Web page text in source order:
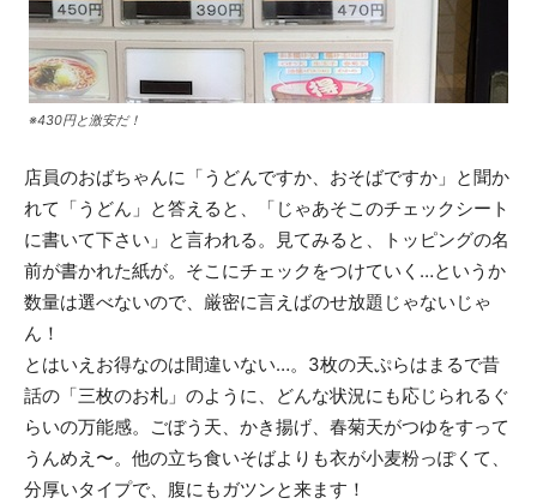
※430円と激安だ！
店員のおばちゃんに「うどんですか、おそばですか」と聞か
れて「うどん」と答えると、「じゃあそこのチェックシート
に書いて下さい」と言われる。見てみると、トッピングの名
前が書かれた紙が。そこにチェックをつけていく…というか
数量は選べないので、厳密に言えばのせ放題じゃないじゃ
ん！
とはいえお得なのは間違いない…。3枚の天ぷらはまるで昔
話の「三枚のお札」のように、どんな状況にも応じられるぐ
らいの万能感。ごぼう天、かき揚げ、春菊天がつゆをすって
うんめえ〜。他の立ち食いそばよりも衣が小麦粉っぽくて、
分厚いタイプで、腹にもガツンと来ます！